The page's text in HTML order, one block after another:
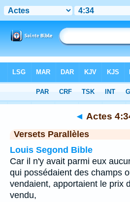
Chapitre 4> Verset 34
◄ Actes
Versets Parallèles
Louis Segond Bible
Car il n'y avait parmi eux
qui possédaient des champs
vendaient, apportaient le prix
vendu,